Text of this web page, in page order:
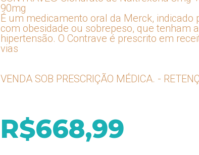
90mg
É um medicamento oral da Merck,
com obesidade ou sobrepeso, que tenham
hipertensão. O Contrave é prescrito em
vias
VENDA SOB PRESCRIÇÃO MÉDICA. -
R$668,99